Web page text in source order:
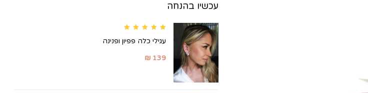
עכשיו בהנחה
עגילי כלה פפיון ופנינה
₪ 139